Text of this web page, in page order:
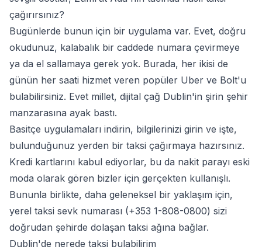
çağırırsınız?
Bugünlerde bunun için bir uygulama var. Evet, doğru
okudunuz, kalabalık bir caddede numara çevirmeye
ya da el sallamaya gerek yok. Burada, her ikisi de
günün her saati hizmet veren popüler Uber ve Bolt'u
bulabilirsiniz. Evet millet, dijital çağ Dublin'in şirin şehir
manzarasına ayak bastı.
Basitçe uygulamaları indirin, bilgilerinizi girin ve işte,
bulunduğunuz yerden bir taksi çağırmaya hazırsınız.
Kredi kartlarını kabul ediyorlar, bu da nakit parayı eski
moda olarak gören bizler için gerçekten kullanışlı.
Bununla birlikte, daha geleneksel bir yaklaşım için,
yerel taksi sevk numarası (+353 1-808-0800) sizi
doğrudan şehirde dolaşan taksi ağına bağlar.
Dublin'de nerede taksi bulabilirim